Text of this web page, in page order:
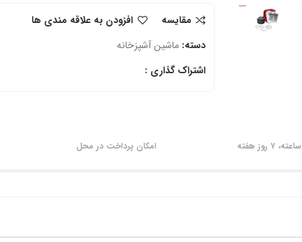
مقایسه
افزودن به علاقه مندی ها
دسته: ماشین آشپزخانه
اشتراک گذاری :
امکان پرداخت در محل